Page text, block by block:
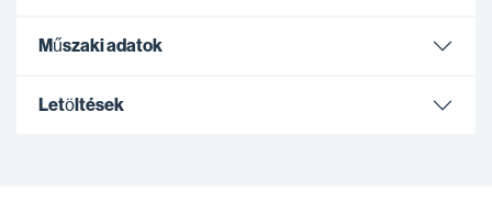
Műszaki adatok
Letöltések